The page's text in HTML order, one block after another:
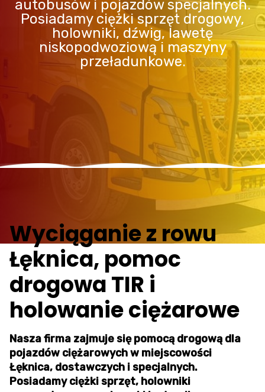
autobusów i pojazdów specjalnych.
Posiadamy ciężki sprzęt drogowy,
holowniki, dźwig, lawetę
niskopodwoziową i maszyny
przeładunkowe.
Wyciąganie z rowu
Łęknica, pomoc
drogowa TIR i
holowanie ciężarowe
Nasza firma zajmuje się pomocą drogową dla
pojazdów ciężarowych w miejscowości
Łęknica, dostawczych i specjalnych.
Posiadamy ciężki sprzęt, holowniki